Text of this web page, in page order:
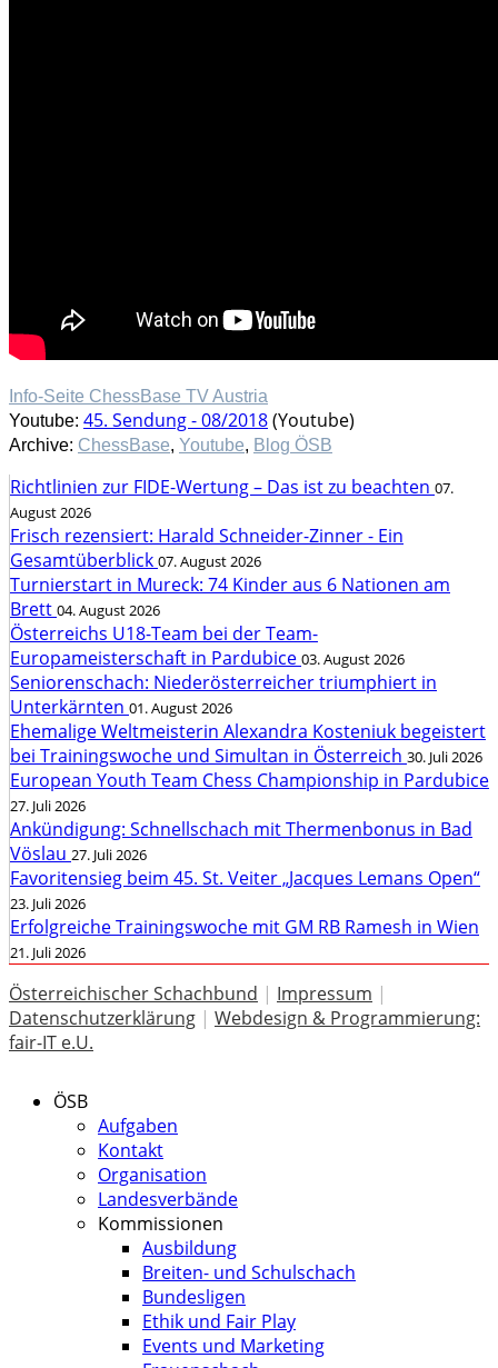
Info-Seite ChessBase TV Austria
Youtube: 45. Sendung - 08/2018(Youtube)
Archive: ChessBase, Youtube, Blog ÖSB
Richtlinien zur FIDE-Wertung – Das ist zu beachten 07.
August 2026
Frisch rezensiert: Harald Schneider-Zinner - Ein
Gesamtüberblick 07. August 2026
Turnierstart in Mureck: 74 Kinder aus 6 Nationen am
Brett 04. August 2026
Österreichs U18-Team bei der Team-
Europameisterschaft in Pardubice 03. August 2026
Seniorenschach: Niederösterreicher triumphiert in
Unterkärnten 01. August 2026
Ehemalige Weltmeisterin Alexandra Kosteniuk begeistert
bei Trainingswoche und Simultan in Österreich 30. Juli 2026
European Youth Team Chess Championship in Pardubice
27. Juli 2026
Ankündigung: Schnellschach mit Thermenbonus in Bad
Vöslau 27. Juli 2026
Favoritensieg beim 45. St. Veiter „Jacques Lemans Open“
23. Juli 2026
Erfolgreiche Trainingswoche mit GM RB Ramesh in Wien
21. Juli 2026
Österreichischer Schachbund | Impressum |
Datenschutzerklärung | Webdesign & Programmierung:
fair-IT e.U.
ÖSB
Aufgaben
Kontakt
Organisation
Landesverbände
Kommissionen
Ausbildung
Breiten- und Schulschach
Bundesligen
Ethik und Fair Play
Events und Marketing